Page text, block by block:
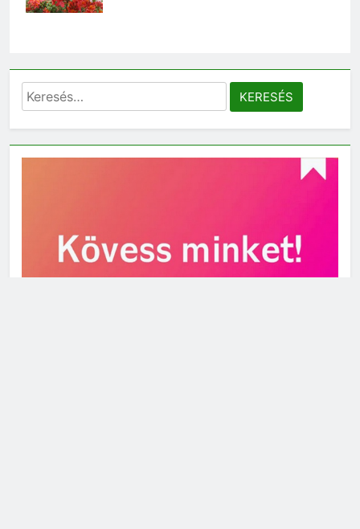
Keresés: